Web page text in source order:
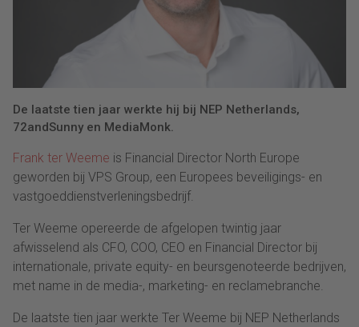
De laatste tien jaar werkte hij bij NEP Netherlands,
72andSunny en MediaMonk.
Frank ter Weeme is Financial Director North Europe
geworden bij VPS Group, een Europees beveiligings- en
vastgoeddienstverleningsbedrijf.
Ter Weeme opereerde de afgelopen twintig jaar
afwisselend als CFO, COO, CEO en Financial Director bij
internationale, private equity- en beursgenoteerde bedrijven,
met name in de media-, marketing- en reclamebranche.
De laatste tien jaar werkte Ter Weeme bij NEP Netherlands